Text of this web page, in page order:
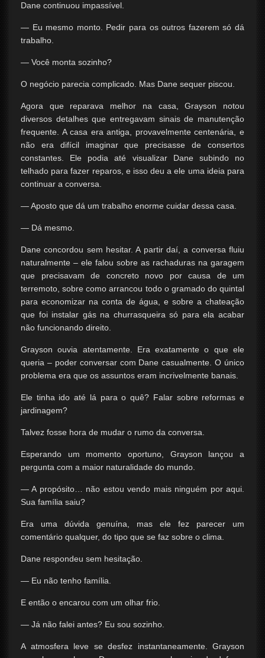
Dane continuou impassível.
— Eu mesmo monto. Pedir para os outros fazerem só dá
trabalho.
— Você monta sozinho?
O negócio parecia complicado. Mas Dane sequer piscou.
Agora que reparava melhor na casa, Grayson notou
diversos detalhes que entregavam sinais de manutenção
frequente. A casa era antiga, provavelmente centenária, e
não era difícil imaginar que precisasse de consertos
constantes. Ele podia até visualizar Dane subindo no
telhado para fazer reparos, e isso deu a ele uma ideia para
continuar a conversa.
— Aposto que dá um trabalho enorme cuidar dessa casa.
— Dá mesmo.
Dane concordou sem hesitar. A partir daí, a conversa fluiu
naturalmente – ele falou sobre as rachaduras na garagem
que precisavam de concreto novo por causa de um
terremoto, sobre como arrancou todo o gramado do quintal
para economizar na conta de água, e sobre a chateação
que foi instalar gás na churrasqueira só para ela acabar
não funcionando direito.
Grayson ouvia atentamente. Era exatamente o que ele
queria – poder conversar com Dane casualmente. O único
problema era que os assuntos eram incrivelmente banais.
Ele tinha ido até lá para o quê? Falar sobre reformas e
jardinagem?
Talvez fosse hora de mudar o rumo da conversa.
Esperando um momento oportuno, Grayson lançou a
pergunta com a maior naturalidade do mundo.
— A propósito… não estou vendo mais ninguém por aqui.
Sua família saiu?
Era uma dúvida genuína, mas ele fez parecer um
comentário qualquer, do tipo que se faz sobre o clima.
Dane respondeu sem hesitação.
— Eu não tenho família.
E então o encarou com um olhar frio.
— Já não falei antes? Eu sou sozinho.
A atmosfera leve se desfez instantaneamente. Grayson